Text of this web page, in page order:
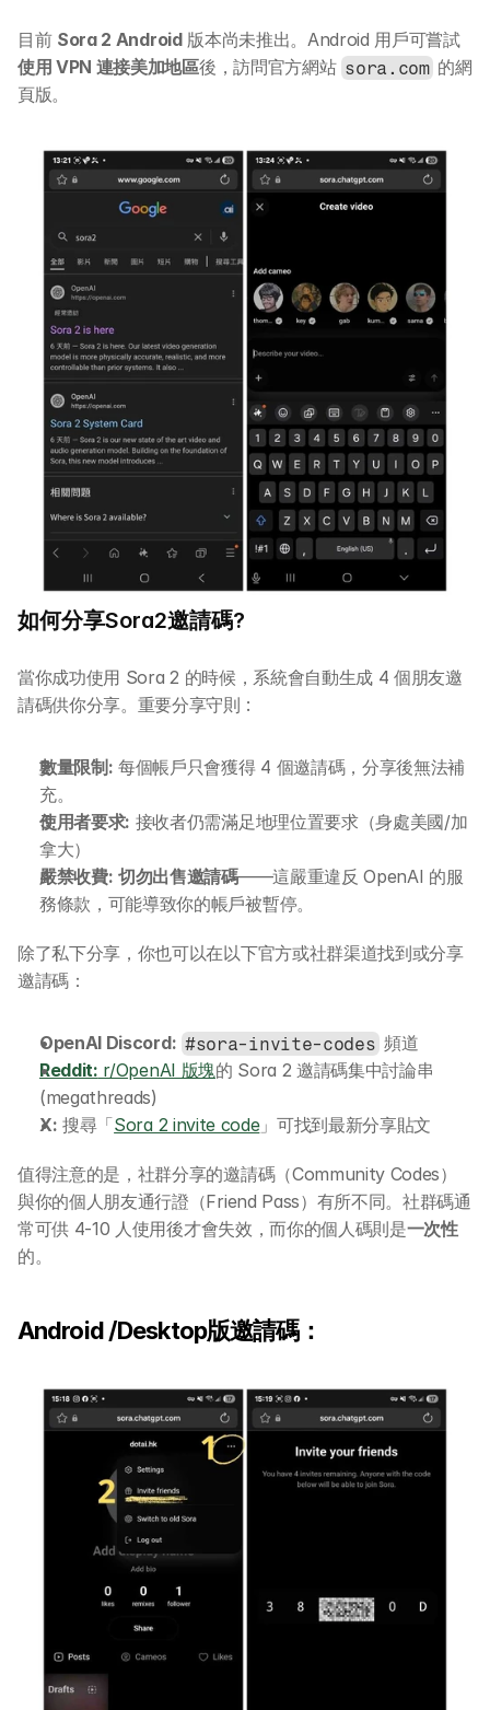
目前 Sora 2 Android 版本尚未推出。Android 用戶可嘗試
使用 VPN 連接美加地區後，訪問官方網站 sora.com 的網
頁版。
如何分享Sora2邀請碼?
當你成功使用 Sora 2 的時候，系統會自動生成 4 個朋友邀
請碼供你分享。重要分享守則 :
數量限制: 每個帳戶只會獲得 4 個邀請碼，分享後無法補
充。
使用者要求: 接收者仍需滿足地理位置要求（身處美國/加
拿大）
嚴禁收費: 切勿出售邀請碼——這嚴重違反 OpenAI 的服
務條款，可能導致你的帳戶被暫停。
除了私下分享，你也可以在以下官方或社群渠道找到或分享
邀請碼：
OpenAI Discord: #sora-invite-codes 頻道
Reddit: r/OpenAI 版塊的 Sora 2 邀請碼集中討論串
(megathreads)
X: 搜尋「Sora 2 invite code」可找到最新分享貼文
值得注意的是，社群分享的邀請碼（Community Codes）
與你的個人朋友通行證（Friend Pass）有所不同。社群碼通
常可供 4-10 人使用後才會失效，而你的個人碼則是一次性
的。
Android /Desktop版邀請碼：